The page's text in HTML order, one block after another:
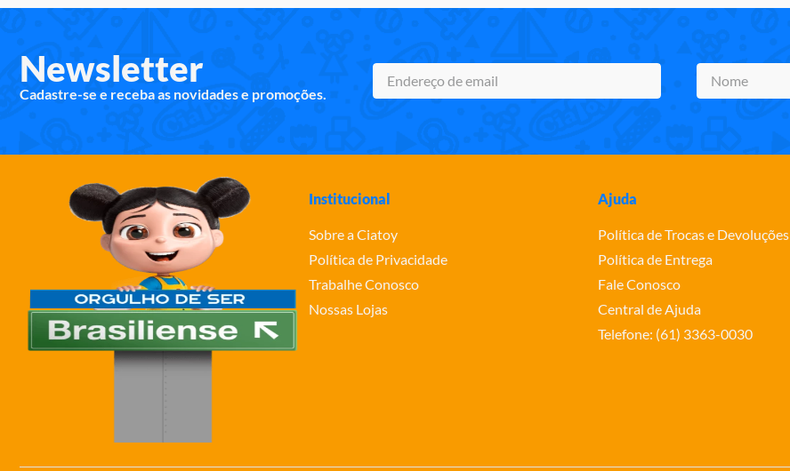
Newsletter
Cadastre-se e receba as novidades e promoções.
Institucional
Sobre a Ciatoy
Política de Privacidade
Trabalhe Conosco
Nossas Lojas
Ajuda
Política de Trocas e Devoluções
Política de Entrega
Fale Conosco
Central de Ajuda
Telefone: (61) 3363-0030